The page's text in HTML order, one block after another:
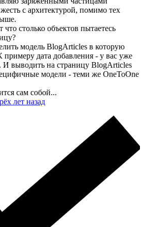
с архитектурой, помимо тех
столько объектов пытаетесь
модель BlogArticles в которую
дата добавления - у вас уже
И выводить на страницу BlogArticles
модели - теми же OneToOne
сам собой...
лет назад